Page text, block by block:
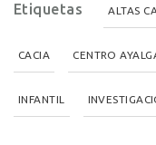
Etiquetas ALTAS
CACIA CENTRO
INFANTIL